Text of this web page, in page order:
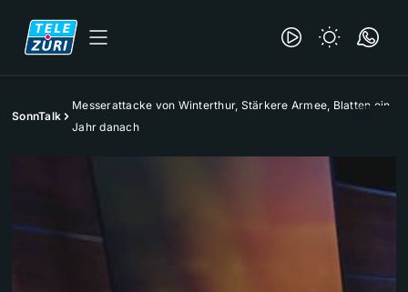
SonnTalk
Messerattacke von Winterthur, Stärkere Armee, Blatten ein
Jahr danach